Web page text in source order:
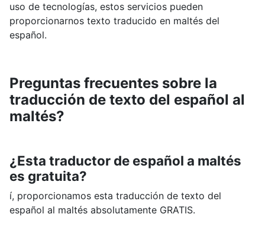
uso de tecnologías, estos servicios pueden
proporcionarnos texto traducido en maltés del
español.
Preguntas frecuentes sobre la
traducción de texto del español al
maltés?
¿Esta traductor de español a maltés
es gratuita?
í, proporcionamos esta traducción de texto del
español al maltés absolutamente GRATIS.